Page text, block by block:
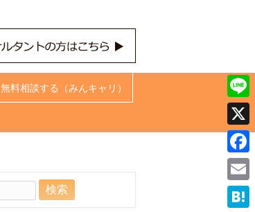
無料相談する（みんキャリ）
Line
X
Email